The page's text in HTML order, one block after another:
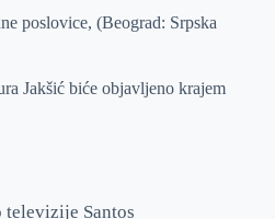
poslovice, (Beograd: Srpska
Jakšić biće objavljeno krajem
Santos